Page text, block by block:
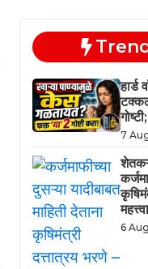
टक्कल
7
6